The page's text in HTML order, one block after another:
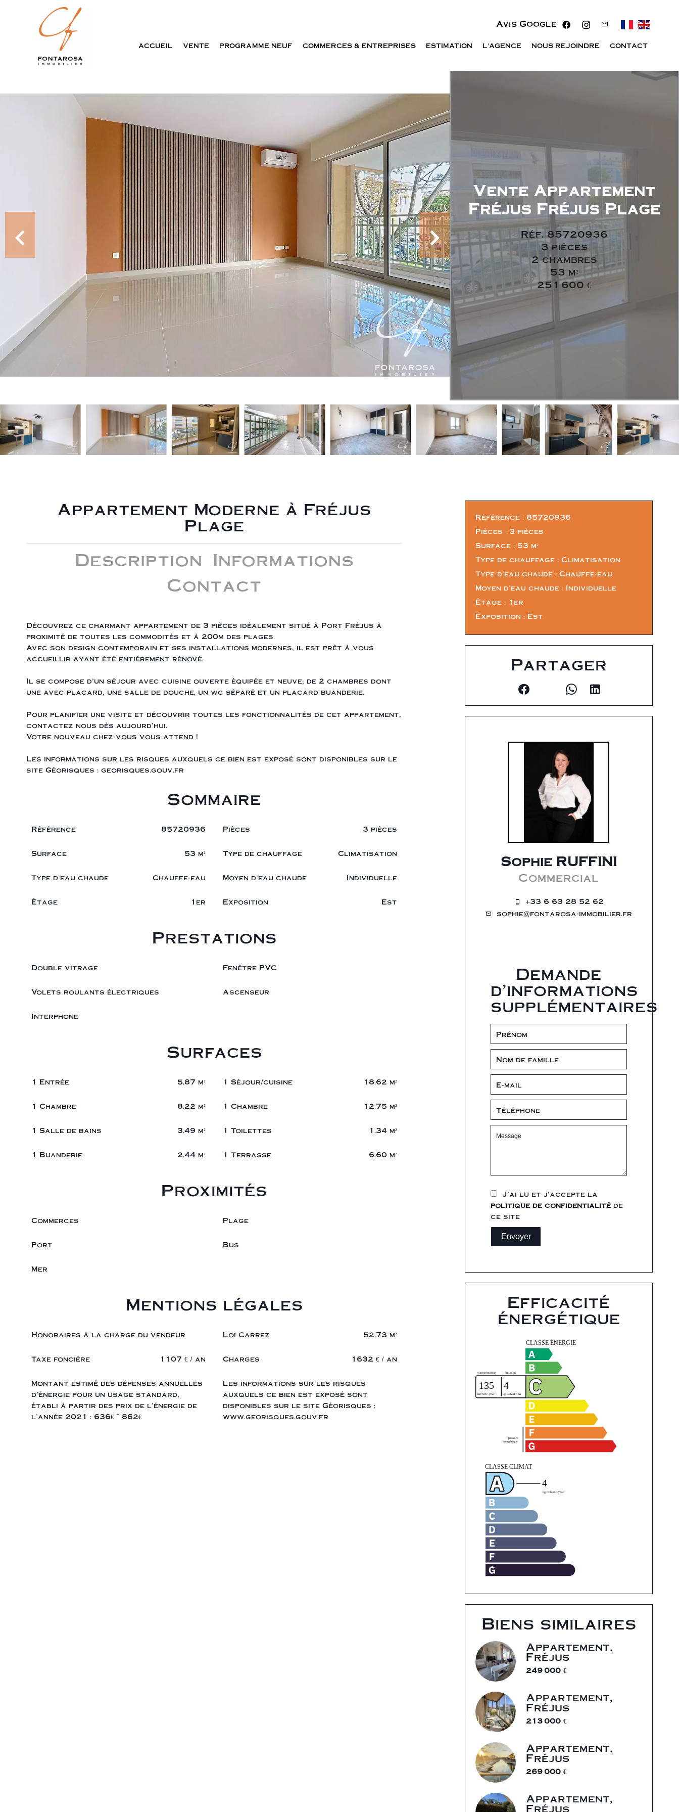
Avis Google
ACCUEIL VENTE PROGRAMME NEUF COMMERCES & ENTREPRISES ESTIMATION L'AGENCE NOUS REJOINDRE CONTACT
Vente Appartement
Fréjus Fréjus Plage
Réf. 85720936
3 pièces
2 chambres
53 m²
251 600 €
Appartement Moderne à Fréjus
Plage
Description Informations
Contact
Découvrez ce charmant appartement de 3 pièces idéalement situé à Port Fréjus à
proximité de toutes les commodités et à 200m des plages.
Avec son design contemporain et ses installations modernes, il est prêt à vous
accueillir ayant été entièrement rénové.
Il se compose d'un séjour avec cuisine ouverte équipée et neuve; de 2 chambres dont
une avec placard, une salle de douche, un wc séparé et un placard buanderie.
Pour planifier une visite et découvrir toutes les fonctionnalités de cet appartement,
contactez nous dès aujourd'hui.
Votre nouveau chez-vous vous attend !
Les informations sur les risques auxquels ce bien est exposé sont disponibles sur le
site Géorisques : georisques.gouv.fr
Sommaire
Référence 85720936 Pièces 3 pièces
Surface 53 m² Type de chauffage Climatisation
Type d'eau chaude Chauffe-eau Moyen d'eau chaude Individuelle
Étage 1er Exposition Est
Prestations
Double vitrage Fenêtre PVC
Volets roulants électriques Ascenseur
Interphone
Surfaces
1 Entrée 5.87 m² 1 Séjour/cuisine 18.62 m²
1 Chambre 8.22 m² 1 Chambre 12.75 m²
1 Salle de bains 3.49 m² 1 Toilettes 1.34 m²
1 Buanderie 2.44 m² 1 Terrasse 6.60 m²
Proximités
Commerces Plage
Port Bus
Mer
Mentions légales
Honoraires à la charge du vendeur Loi Carrez 52.73 m²
Taxe foncière 1107 € / an Charges 1632 € / an
Montant estimé des dépenses annuelles
d'énergie pour un usage standard,
établi à partir des prix de l'énergie de
l'année 2021 : 636€ ~ 862€
Les informations sur les risques
auxquels ce bien est exposé sont
disponibles sur le site Géorisques :
www.georisques.gouv.fr
Référence
85720936
Pièces
3 pièces
Surface
53 m²
Type de chauffage
Climatisation
Type d'eau chaude
Chauffe-eau
Moyen d'eau chaude
Individuelle
Étage
1er
Exposition
Est
Partager
Sophie RUFFINI
Commercial
+33 6 63 28 52 62
sophie@fontarosa-immobilier.fr
Demande
d'informations
supplémentaires
J’ai lu et j'accepte la
politique de confidentialité de
ce site
Envoyer
Efficacité
énergétique
Biens similaires
Appartement,
Fréjus
249 000 €
Appartement,
Fréjus
213 000 €
Appartement,
Fréjus
269 000 €
Appartement,
Fréjus